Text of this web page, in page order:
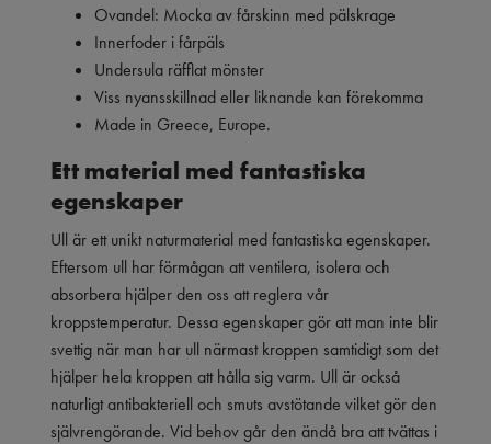
Ovandel: Mocka av fårskinn med pälskrage
Innerfoder i fårpäls
Undersula räfflat mönster
Viss nyansskillnad eller liknande kan förekomma
Made in Greece, Europe.
Ett material med fantastiska
egenskaper
Ull är ett unikt naturmaterial med fantastiska egenskaper.
Eftersom ull har förmågan att ventilera, isolera och
absorbera hjälper den oss att reglera vår
kroppstemperatur. Dessa egenskaper gör att man inte blir
svettig när man har ull närmast kroppen samtidigt som det
hjälper hela kroppen att hålla sig varm. Ull är också
naturligt antibakteriell och smuts avstötande vilket gör den
självrengörande. Vid behov går den ändå bra att tvättas i